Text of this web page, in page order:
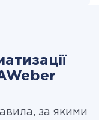
за якими